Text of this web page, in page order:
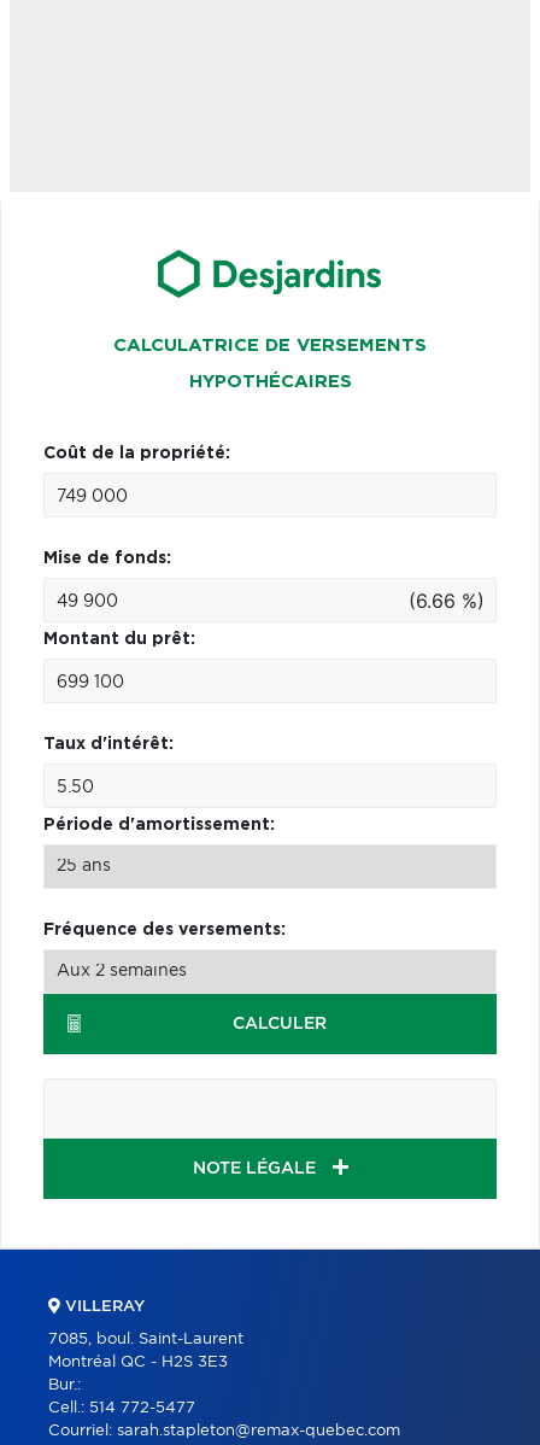
CALCULATRICE DE VERSEMENTS
HYPOTHÉCAIRES
Coût de la propriété:
Mise de fonds:
(6.66 %)
Montant du prêt:
Taux d'intérêt:
Période d'amortissement:
Fréquence des versements:
CALCULER
NOTE LÉGALE
VILLERAY
7085, boul. Saint-Laurent
Montréal QC - H2S 3E3
Bur.:
Cell.: 514 772-5477
Courriel: sarah.stapleton@remax-quebec.com